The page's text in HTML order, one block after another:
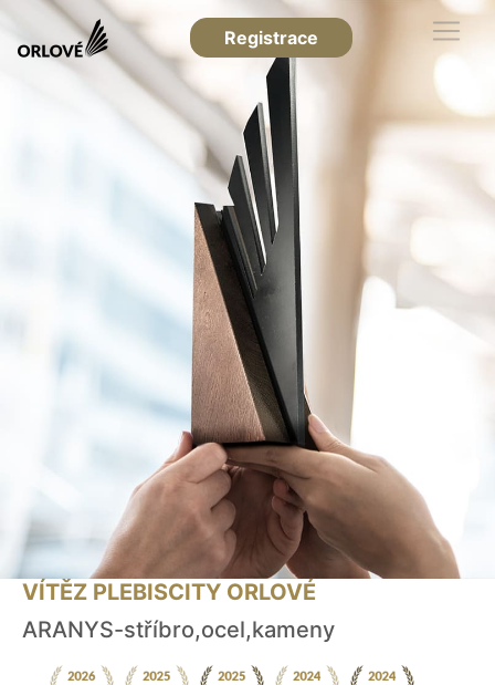
Registrace
VÍTĚZ PLEBISCITY ORLOVÉ
ARANYS-stříbro,ocel,kameny